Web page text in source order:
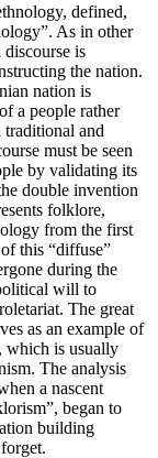
defined,
As in other
is
the nation.
nation is
a people rather
and
must be seen
by validating its
double invention
folklore,
from the first
this “diffuse”
during the
will to
The great
as an example of
which is usually
The analysis
a nascent
began to
building